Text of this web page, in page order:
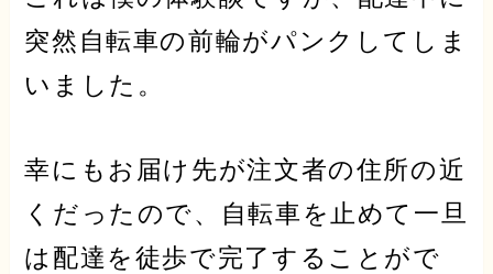
突然自転車の前輪がパンクしてしま
いました。
幸にもお届け先が注文者の住所の近
くだったので、自転車を止めて一旦
は配達を徒歩で完了することがで